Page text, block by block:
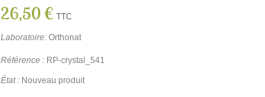
26,50 € TTC
Laboratoire: Orthonat
Référence : RP-crystal_541
État : Nouveau produit